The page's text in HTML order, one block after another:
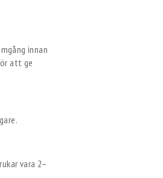
innan
att ge
vara 2–